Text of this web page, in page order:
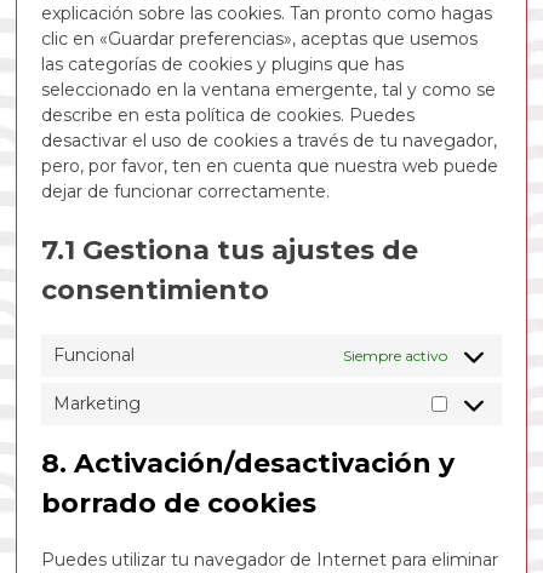
explicación sobre las cookies. Tan pronto como hagas
clic en «Guardar preferencias», aceptas que usemos
las categorías de cookies y plugins que has
seleccionado en la ventana emergente, tal y como se
describe en esta política de cookies. Puedes
desactivar el uso de cookies a través de tu navegador,
pero, por favor, ten en cuenta que nuestra web puede
dejar de funcionar correctamente.
7.1 Gestiona tus ajustes de
consentimiento
Funcional Siempre activo
Marketing
Marketing
8. Activación/desactivación y
borrado de cookies
Puedes utilizar tu navegador de Internet para eliminar